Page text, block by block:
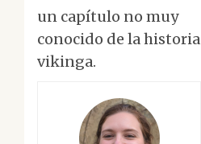
un capítulo no muy
conocido de la historia
vikinga.